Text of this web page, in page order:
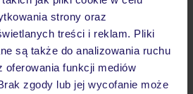
strony oraz
treści i reklam. Pliki
są także do analizowania ruchu
oferowania funkcji mediów
zgody lub jej wycofanie może
z dziećmi